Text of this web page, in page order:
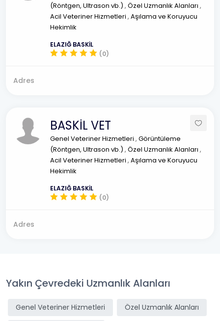
(Röntgen, Ultrason vb.) , Özel Uzmanlık Alanları ,
Acil Veteriner Hizmetleri , Aşılama ve Koruyucu
Hekimlik
ELAZIĞ BASKİL
(0)
Adres
BASKİL VET
Genel Veteriner Hizmetleri , Görüntüleme
(Röntgen, Ultrason vb.) , Özel Uzmanlık Alanları ,
Acil Veteriner Hizmetleri , Aşılama ve Koruyucu
Hekimlik
ELAZIĞ BASKİL
(0)
Adres
Yakın Çevredeki Uzmanlık Alanları
Genel Veteriner Hizmetleri Özel Uzmanlık Alanları